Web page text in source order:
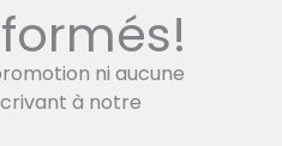
ni aucune
à notre